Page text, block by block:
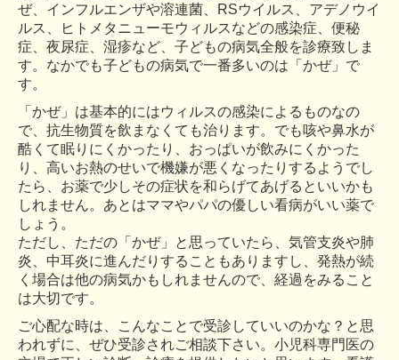
ぜ、インフルエンザや溶連菌、RSウイルス、アデノウイ
ルス、ヒトメタニューモウィルスなどの感染症、便秘
症、夜尿症、湿疹など、子どもの病気全般を診療致しま
す。 なかでも子どもの病気で一番多いのは「かぜ」で
す。
「かぜ」は基本的にはウィルスの感染によるものなの
で、抗生物質を飲まなくても治ります。でも咳や鼻水が
酷くて眠りにくかったり、おっぱいが飲みにくかった
り、高いお熱のせいで機嫌が悪くなったりするようでし
たら、お薬で少しその症状を和らげてあげるといいかも
しれません。あとはママやパパの優しい看病がいい薬で
しょう。
ただし、ただの「かぜ」と思っていたら、気管支炎や肺
炎、中耳炎に進んだりすることもありますし、発熱が続
く場合は他の病気かもしれませんので、経過をみること
は大切です。
ご心配な時は、こんなことで受診していいのかな？と思
われずに、ぜひ受診されご相談下さい。小児科専門医の